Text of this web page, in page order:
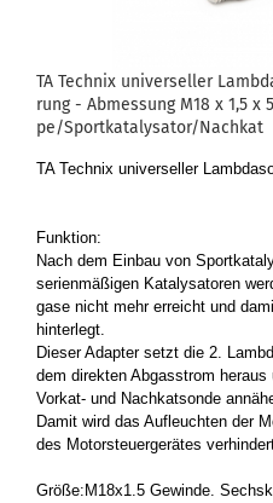
TA Tech­nix uni­ver­sel­ler
rung - Ab­mes­sung M18 x 1,5
pe/Sport­ka­ta­ly­sa­tor/Nach­kat
TA Tech­nix uni­ver­sel­ler
Funk­ti­on:
Nach dem Ein­bau von
se­ri­en­mä­ßi­gen Ka­ta­ly­sa­to­ren
ga­se nicht mehr er­reicht und
hin­ter­legt.
Die­ser Ad­ap­ter setzt die 2.
dem di­rek­ten Ab­gas­strom
Vorkat-​ und Nach­kat­son­de
Damit wird das Auf­leuch­ten der
des Mo­tor­steu­er­ge­rä­tes
Größe:M18x1.5 Ge­win­de.